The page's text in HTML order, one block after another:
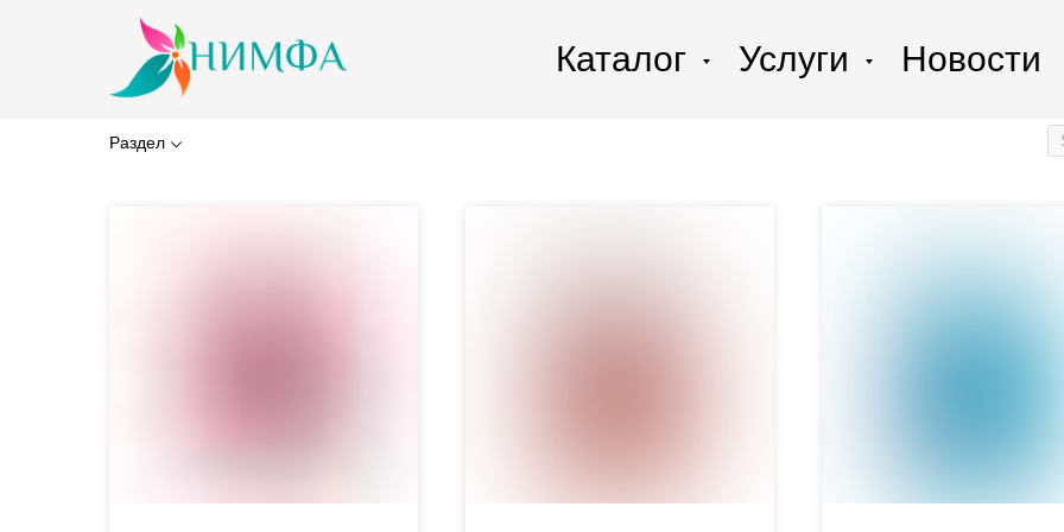
Услуги Новости Информация
Раздел
Каталог Услуги Новости